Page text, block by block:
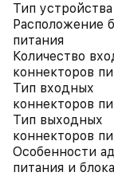
Тип
Расположение
питания
Количество
коннекторов
Тип входных
коннекторов
Тип выходных
коннекторов
Особенности
питания и